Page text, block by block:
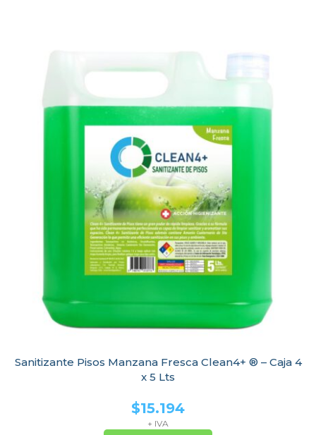
Sanitizante Pisos Manzana Fresca Clean4+ ® – Caja 4
x 5 Lts
$15.194
+ IVA